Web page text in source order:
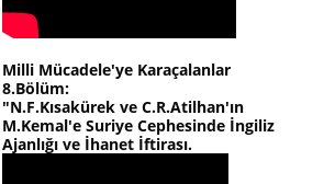
Milli Mücadele'ye Karaçalanlar
8.Bölüm:
"N.F.Kısakürek ve C.R.Atilhan'ın
M.Kemal'e Suriye Cephesinde İngiliz
Ajanlığı ve İhanet İftirası.